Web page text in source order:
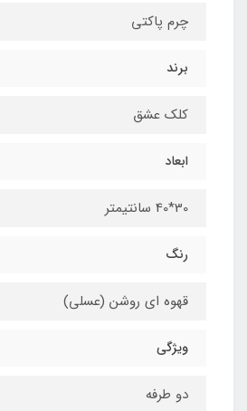
چرم پاکتی
برند
کلک عشق
ابعاد
30*40 سانتیمتر
رنگ
قهوه ای روشن (عسلی)
ویژگی
دو طرفه